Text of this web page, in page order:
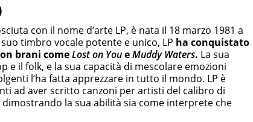
con il nome d’arte LP, è nata il 18 marzo 1981 a
timbro vocale potente e unico, LP ha conquistato
brani comeLost on YoueMuddy Waters. La sua
e il folk, e la sua capacità di mescolare emozioni
l’ha fatta apprezzare in tutto il mondo. LP è
ad aver scritto canzoni per artisti del calibro di
dimostrando la sua abilità sia come interprete che